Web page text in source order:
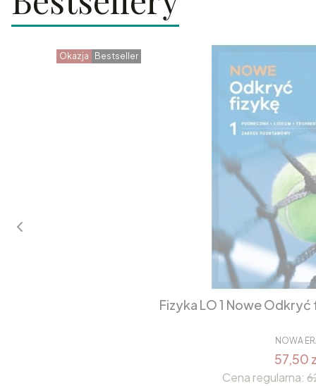
Okazja Bestseller
Fizyka LO 1 Nowe
NOWA
57,50
Cena regularna: